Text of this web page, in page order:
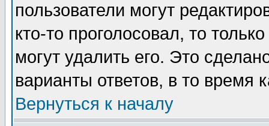
пользователи могут
кто-то проголосовал, то
могут удалить его. Это
варианты ответов, в то время
Вернуться к началу